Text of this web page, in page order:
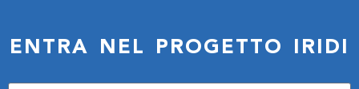
ENTRA NEL PROGETTO IRIDI